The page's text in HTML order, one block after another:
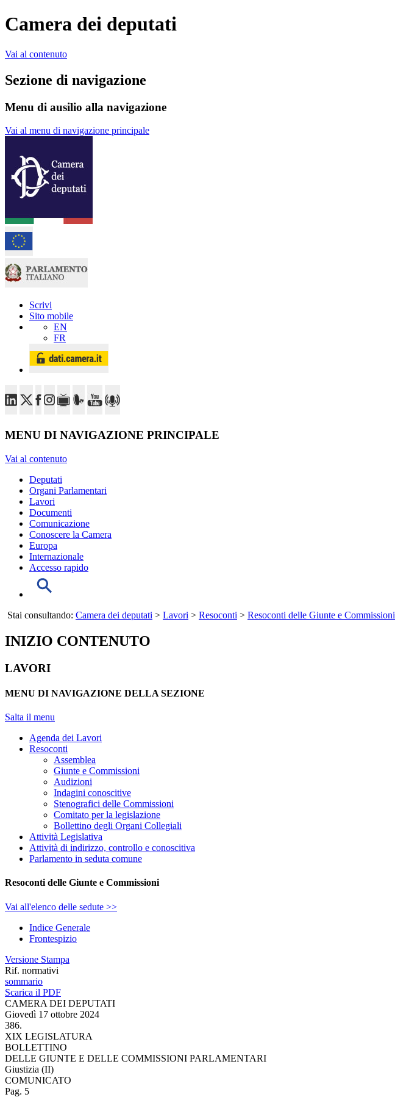
Camera dei deputati
Vai al contenuto
Sezione di navigazione
Menu di ausilio alla navigazione
Vai al menu di navigazione principale
Scrivi
Sito mobile
EN
FR
MENU DI NAVIGAZIONE PRINCIPALE
Vai al contenuto
Deputati
Organi Parlamentari
Lavori
Documenti
Comunicazione
Conoscere la Camera
Europa
Internazionale
Accesso rapido
Stai consultando: Camera dei deputati > Lavori > Resoconti > Resoconti delle Giunte e Commissioni
INIZIO CONTENUTO
LAVORI
MENU DI NAVIGAZIONE DELLA SEZIONE
Salta il menu
Agenda dei Lavori
Resoconti
Assemblea
Giunte e Commissioni
Audizioni
Indagini conoscitive
Stenografici delle Commissioni
Comitato per la legislazione
Bollettino degli Organi Collegiali
Attività Legislativa
Attività di indirizzo, controllo e conoscitiva
Parlamento in seduta comune
Resoconti delle Giunte e Commissioni
Vai all'elenco delle sedute >>
Indice Generale
Frontespizio
Versione Stampa
Rif. normativi
sommario
Scarica il PDF
CAMERA DEI DEPUTATI
Giovedì 17 ottobre 2024
386.
XIX LEGISLATURA
BOLLETTINO
DELLE GIUNTE E DELLE COMMISSIONI PARLAMENTARI
Giustizia (II)
COMUNICATO
Pag. 5